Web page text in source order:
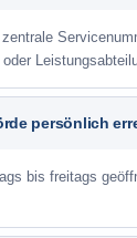
persönlich
bis freitags